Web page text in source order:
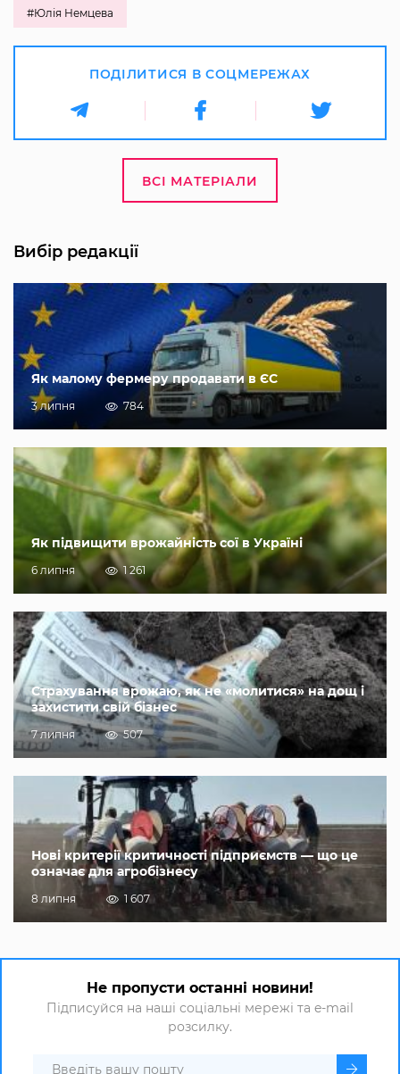
#Юлія Немцева
ПОДІЛИТИСЯ В СОЦМЕРЕЖАХ
ВСІ МАТЕРІАЛИ
Вибір редакції
Як малому фермеру продавати в ЄС
3 липня 784
Як підвищити врожайність сої в Україні
6 липня 1 261
Страхування врожаю, як не «молитися» на дощ і
захистити свій бізнес
7 липня 507
Нові критерії критичності підприємств — що це
означає для агробізнесу
8 липня 1 607
Не пропусти останні новини!
Підписуйся на наші соціальні мережі та e-mail
розсилку.